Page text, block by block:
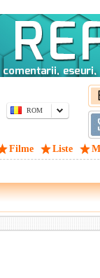
ROM
Filme Liste